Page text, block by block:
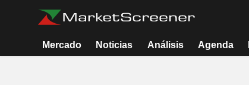
Mercado Noticias Análisis Agenda